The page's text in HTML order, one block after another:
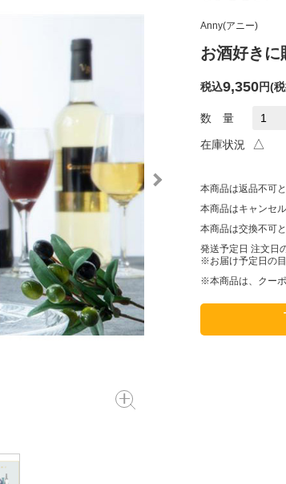
Anny(アニー)
お酒好きに
税込9,350円(
数 量
在庫状況 △
本商品は返品不可
本商品はキャンセ
本商品は交換不可
発送予定日 注文日
※お届け予定日の
※本商品は、クーポ